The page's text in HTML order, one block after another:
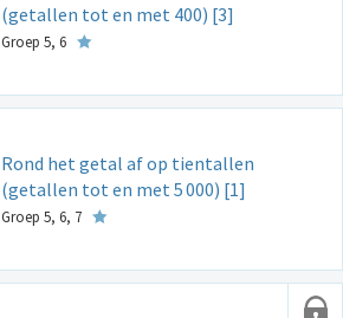
(getallen tot en met 400) [3]
Groep 5, 6
Rond het getal af op tientallen
(getallen tot en met 5000) [1]
Groep 5, 6, 7